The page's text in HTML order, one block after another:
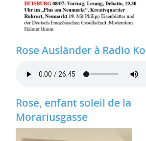
Rose Ausländer à Radio
Rose, enfant soleil de la
Morariusgasse